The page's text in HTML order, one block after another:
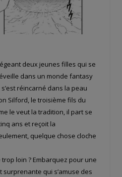
deux jeunes filles qui se
dans un monde fantasy
réincarné dans la peau
Silford, le troisième fils du
le veut la tradition, il part se
ans et reçoit la
quelque chose cloche
loin ? Embarquez pour une
qui s’amuse des